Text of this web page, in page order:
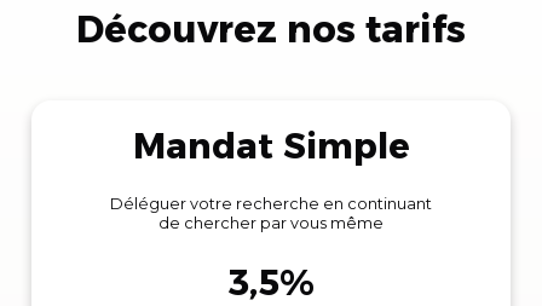
Découvrez nos tarifs
Mandat Simple
Déléguer votre recherche en continuant
de chercher par vous même
3,5%